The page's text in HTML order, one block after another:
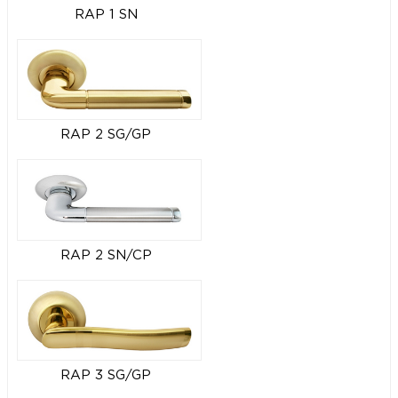
RAP 1 SN
RAP 2 SG/GP
RAP 2 SN/CP
RAP 3 SG/GP